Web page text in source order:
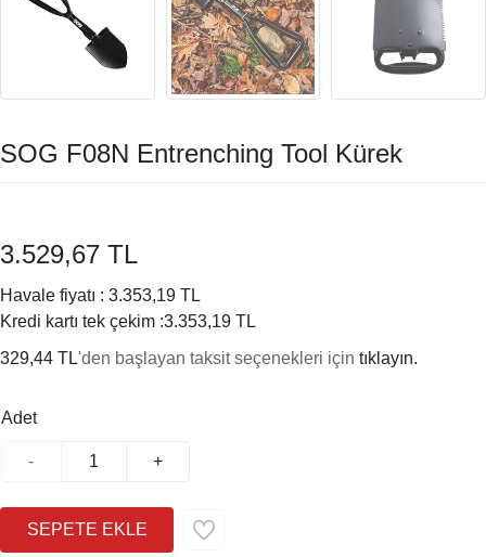
SOG F08N Entrenching Tool Kürek
3.529,67 TL
Havale fiyatı : 3.353,19 TL
Kredi kartı tek çekim :3.353,19 TL
329,44 TL'den başlayan taksit seçenekleri için tıklayın.
Adet
- +